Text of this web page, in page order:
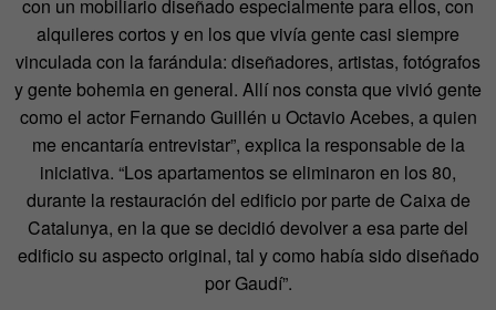
con un mobiliario diseñado especialmente para ellos, con
alquileres cortos y en los que vivía gente casi siempre
vinculada con la farándula: diseñadores, artistas, fotógrafos
y gente bohemia en general. Allí nos consta que vivió gente
como el actor Fernando Guillén u Octavio Acebes, a quien
me encantaría entrevistar”, explica la responsable de la
iniciativa. “Los apartamentos se eliminaron en los 80,
durante la restauración del edificio por parte de Caixa de
Catalunya, en la que se decidió devolver a esa parte del
edificio su aspecto original, tal y como había sido diseñado
por Gaudí”.